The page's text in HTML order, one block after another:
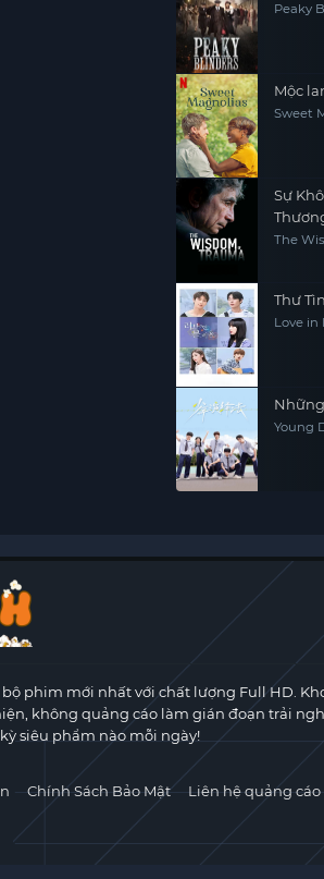
Peaky
Mộc
Sweet
Sự
The
Thư
Love in
Young
phim mới nhất với chất lượng Full HD.
không quảng cáo làm gián đoạn trải
siêu phẩm nào mỗi ngày!
Chính Sách Bảo Mật Liên hệ quảng cáo